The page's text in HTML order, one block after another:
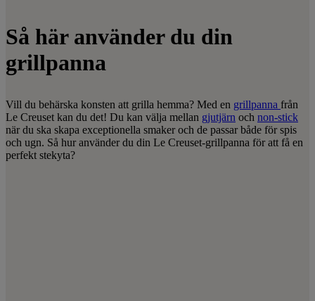
Så här använder du din
grillpanna
Vill du behärska konsten att grilla hemma? Med en grillpanna från
Le Creuset kan du det! Du kan välja mellan gjutjärn och non-stick
när du ska skapa exceptionella smaker och de passar både för spis
och ugn. Så hur använder du din Le Creuset-grillpanna för att få en
perfekt stekyta?